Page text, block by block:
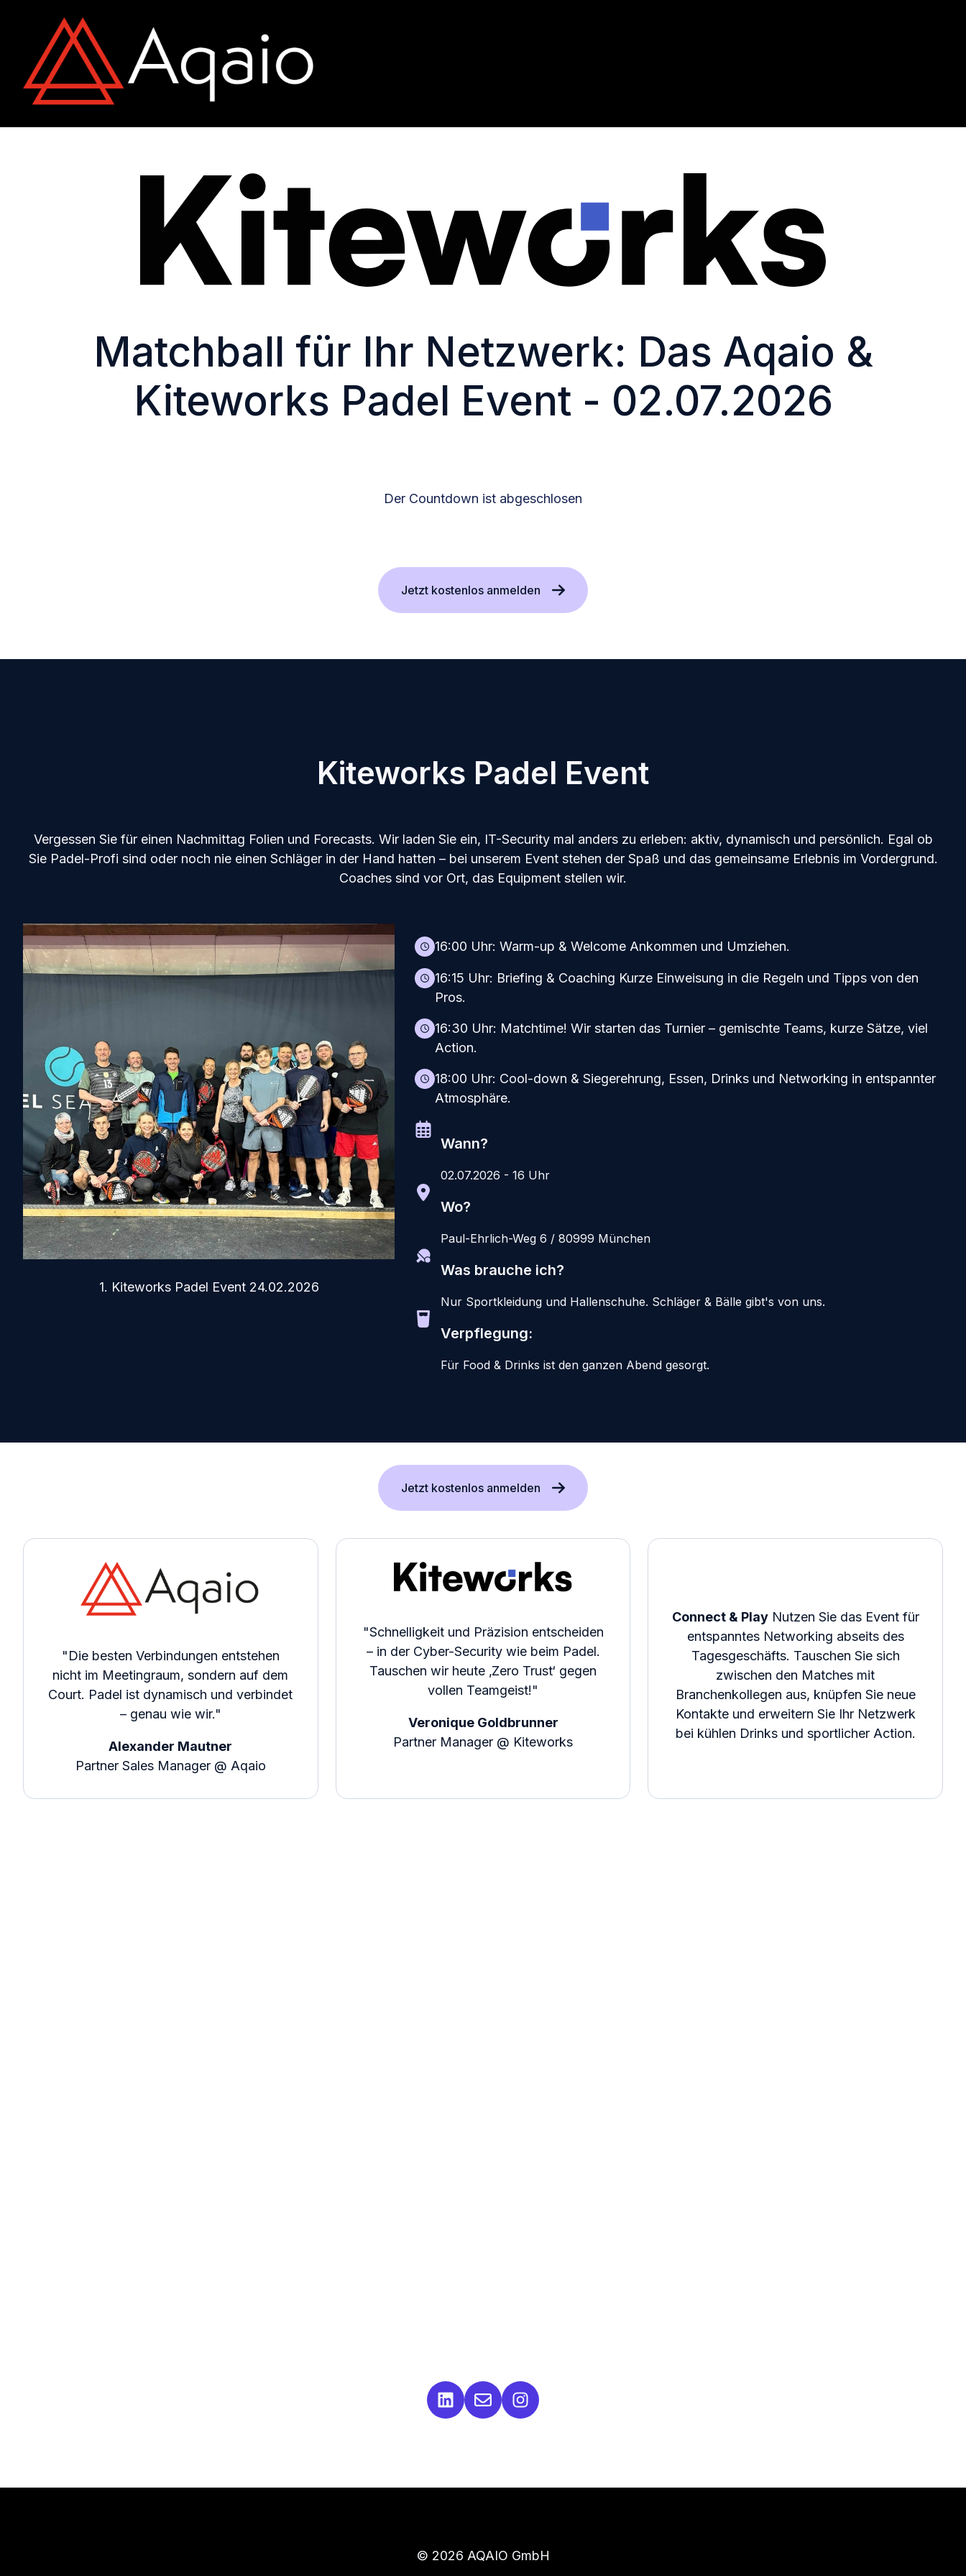
Matchball für Ihr Netzwerk: Das Aqaio &
Kiteworks Padel Event - 02.07.2026
Der Countdown ist abgeschlosen
Jetzt kostenlos anmelden
Kiteworks Padel Event
Vergessen Sie für einen Nachmittag Folien und Forecasts. Wir laden Sie ein, IT-Security mal anders zu erleben: aktiv, dynamisch und persönlich. Egal ob
Sie Padel-Profi sind oder noch nie einen Schläger in der Hand hatten – bei unserem Event stehen der Spaß und das gemeinsame Erlebnis im Vordergrund.
Coaches sind vor Ort, das Equipment stellen wir.
1. Kiteworks Padel Event 24.02.2026
16:00 Uhr: Warm-up & Welcome Ankommen und Umziehen.
16:15 Uhr: Briefing & Coaching Kurze Einweisung in die Regeln und Tipps von den
Pros.
16:30 Uhr: Matchtime! Wir starten das Turnier – gemischte Teams, kurze Sätze, viel
Action.
18:00 Uhr: Cool-down & Siegerehrung, Essen, Drinks und Networking in entspannter
Atmosphäre.
Wann?
02.07.2026 - 16 Uhr
Wo?
Paul-Ehrlich-Weg 6 / 80999 München
Was brauche ich?
Nur Sportkleidung und Hallenschuhe. Schläger & Bälle gibt's von uns.
Verpflegung:
Für Food & Drinks ist den ganzen Abend gesorgt.
Jetzt kostenlos anmelden
"Die besten Verbindungen entstehen
nicht im Meetingraum, sondern auf dem
Court. Padel ist dynamisch und verbindet
– genau wie wir."
Alexander Mautner
Partner Sales Manager @ Aqaio
"Schnelligkeit und Präzision entscheiden
– in der Cyber-Security wie beim Padel.
Tauschen wir heute ‚Zero Trust‘ gegen
vollen Teamgeist!"
Veronique Goldbrunner
Partner Manager @ Kiteworks
Connect & PlayNutzen Sie das Event für
entspanntes Networking abseits des
Tagesgeschäfts. Tauschen Sie sich
zwischen den Matches mit
Branchenkollegen aus, knüpfen Sie neue
Kontakte und erweitern Sie Ihr Netzwerk
bei kühlen Drinks und sportlicher Action.
© 2026 AQAIO GmbH